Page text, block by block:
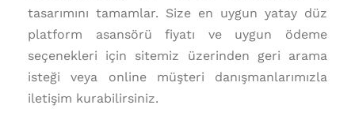
tasarımını tamamlar. Size en uygun yatay düz
platform asansörü fiyatı ve uygun ödeme
seçenekleri için sitemiz üzerinden geri arama
isteği veya online müşteri danışmanlarımızla
iletişim kurabilirsiniz.